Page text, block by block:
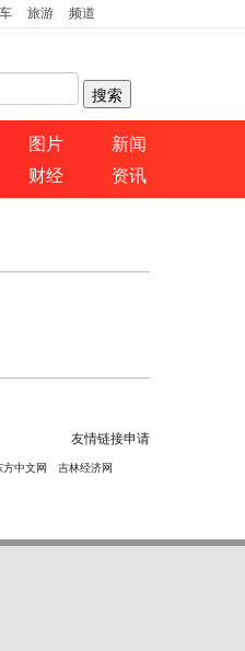
旅游 频道
图片
新闻
财经 资讯
友情链接申请
方中文网
吉林经济网